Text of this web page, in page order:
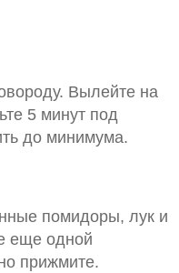
Вылейте на
5 минут под
до минимума.
помидоры, лук и
еще одной
прижмите.